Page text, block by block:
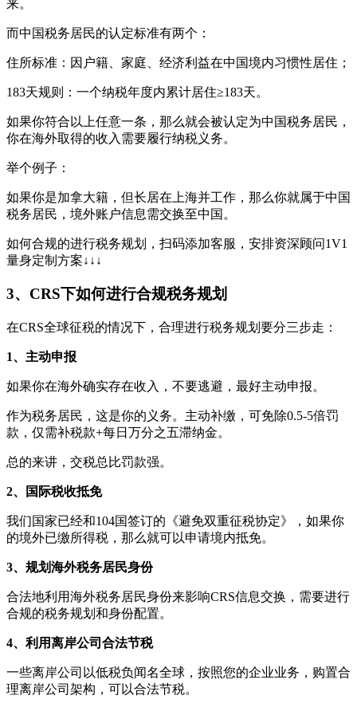
来。
而中国税务居民的认定标准有两个：
住所标准：因户籍、家庭、经济利益在中国境内习惯性居住；
183天规则：一个纳税年度内累计居住≥183天。
如果你符合以上任意一条，那么就会被认定为中国税务居民，
你在海外取得的收入需要履行纳税义务。
举个例子：
如果你是加拿大籍，但长居在上海并工作，那么你就属于中国
税务居民，境外账户信息需交换至中国。
如何合规的进行税务规划，扫码添加客服，安排资深顾问1V1
量身定制方案↓↓↓
3、CRS下如何进行合规税务规划
在CRS全球征税的情况下，合理进行税务规划要分三步走：
1、主动申报
如果你在海外确实存在收入，不要逃避，最好主动申报。
作为税务居民，这是你的义务。主动补缴，可免除0.5-5倍罚
款，仅需补税款+每日万分之五滞纳金。
总的来讲，交税总比罚款强。
2、国际税收抵免
我们国家已经和104国签订的《避免双重征税协定》，如果你
的境外已缴所得税，那么就可以申请境内抵免。
3、规划海外税务居民身份
合法地利用海外税务居民身份来影响CRS信息交换，需要进行
合规的税务规划和身份配置。
4、利用离岸公司合法节税
一些离岸公司以低税负闻名全球，按照您的企业业务，购置合
理离岸公司架构，可以合法节税。